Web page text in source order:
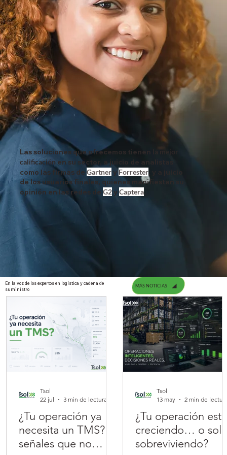
Las soluciones que ofrecemos tienen
la mejor
calificación en su sector, a juicio de analistas
como las firmas de Gartner y Forrester, y a juicio
de los usuarios finales, quienes manifiestan su
opinión en las redes de G2y Captera.
En la voz de los expertos en logística y cadena de
suministro
MÁS NOTICIAS
¿Tu operación ya
necesita un TMS? 7
señales que no
Tsol
22 jul
3 min de lectura
¿Tu operación está
creciendo… o
sobreviviendo?
Tsol
13 may
2 min de